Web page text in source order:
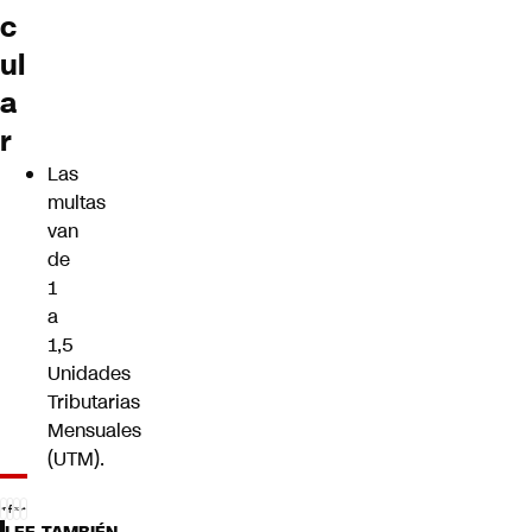
c
ul
a
r
Las
multas
van
de
1
a
1,5
Unidades
Tributarias
Mensuales
(UTM).